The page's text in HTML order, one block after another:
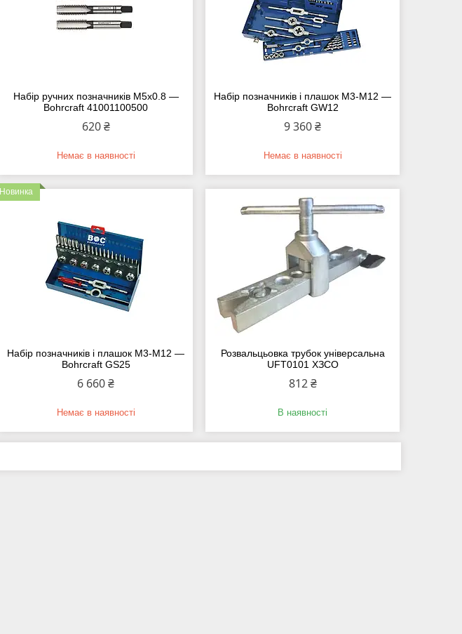
Набір ручних позначників M5х0.8 —
Bohrcraft 41001100500
620 ₴
Немає в наявності
Набір позначників і плашок M3-M12 —
Bohrcraft GW12
9 360 ₴
Немає в наявності
Новинка
Набір позначників і плашок M3-M12 —
Bohrcraft GS25
6 660 ₴
Немає в наявності
Розвальцьовка трубок універсальна
UFT0101 ХЗСО
812 ₴
В наявності